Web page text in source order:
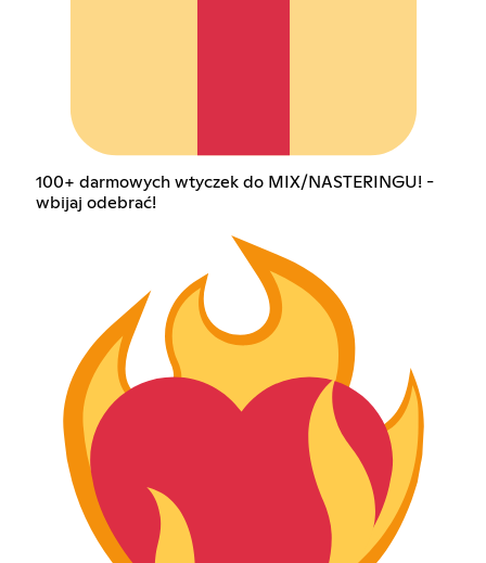
100+ darmowych wtyczek do MIX/NASTERINGU! -
wbijaj odebrać!